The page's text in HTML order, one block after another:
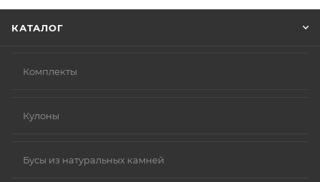
КАТАЛОГ
Комплекты
Кулоны
Бусы из натуральных камней